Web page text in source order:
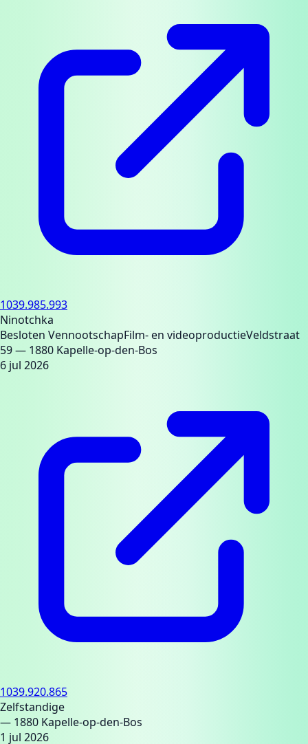
1039.985.993
Ninotchka
Besloten VennootschapFilm- en videoproductieVeldstraat
59— 1880 Kapelle-op-den-Bos
6 jul 2026
1039.920.865
Zelfstandige
— 1880 Kapelle-op-den-Bos
1 jul 2026